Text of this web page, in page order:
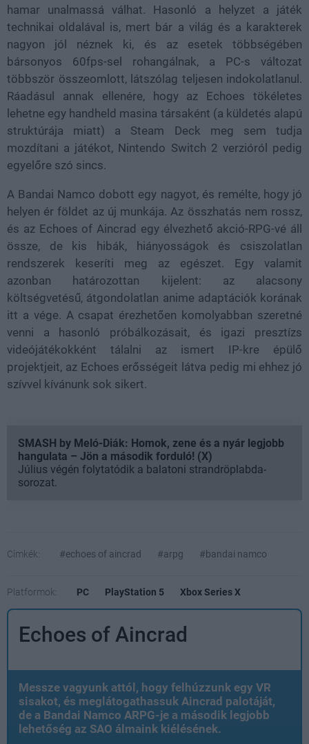
hamar unalmassá válhat. Hasonló a helyzet a játék
technikai oldalával is, mert bár a világ és a karakterek
nagyon jól néznek ki, és az esetek többségében
bársonyos 60fps-sel rohangálnak, a PC-s változat
többször összeomlott, látszólag teljesen indokolatlanul.
Ráadásul annak ellenére, hogy az Echoes tökéletes
lehetne egy handheld masina társaként (a küldetés alapú
struktúrája miatt) a Steam Deck meg sem tudja
mozdítani a játékot, Nintendo Switch 2 verzióról pedig
egyelőre szó sincs.
A Bandai Namco dobott egy nagyot, és remélte, hogy jó
helyen ér földet az új munkája. Az összhatás nem rossz,
és az Echoes of Aincrad egy élvezhető akció-RPG-vé áll
össze, de kis hibák, hiányosságok és csiszolatlan
rendszerek keseríti meg az egészet. Egy valamit
azonban határozottan kijelent: az alacsony
költségvetésű, átgondolatlan anime adaptációk korának
itt a vége. A csapat érezhetően komolyabban szeretné
venni a hasonló próbálkozásait, és igazi presztízs
videójátékokként tálalni az ismert IP-kre épülő
projektjeit, az Echoes erősségeit látva pedig mi ehhez jó
szívvel kívánunk sok sikert.
SMASH by Meló-Diák: Homok, zene és a nyár legjobb
hangulata – Jön a második forduló! (X)
Július végén folytatódik a balatoni strandröplabda-
sorozat.
Címkék: #echoes of aincrad #arpg #bandai namco
Platformok: PC PlayStation 5 Xbox Series X
Echoes of Aincrad
Messze vagyunk attól, hogy felhúzzunk egy VR
sisakot, és meglátogathassuk Aincrad palotáját,
de a Bandai Namco ARPG-je a második legjobb
lehetőség az SAO álmaink kiélésének.